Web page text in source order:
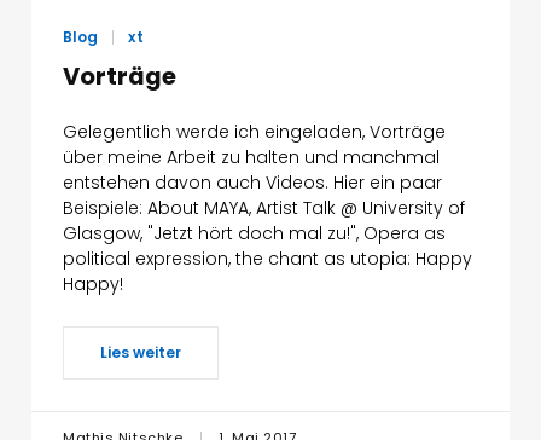
Blog xt
Vorträge
Gelegentlich werde ich eingeladen, Vorträge
über meine Arbeit zu halten und manchmal
entstehen davon auch Videos. Hier ein paar
Beispiele: About MAYA, Artist Talk @ University of
Glasgow, "Jetzt hört doch mal zu!", Opera as
political expression, the chant as utopia: Happy
Happy!
Lies weiter